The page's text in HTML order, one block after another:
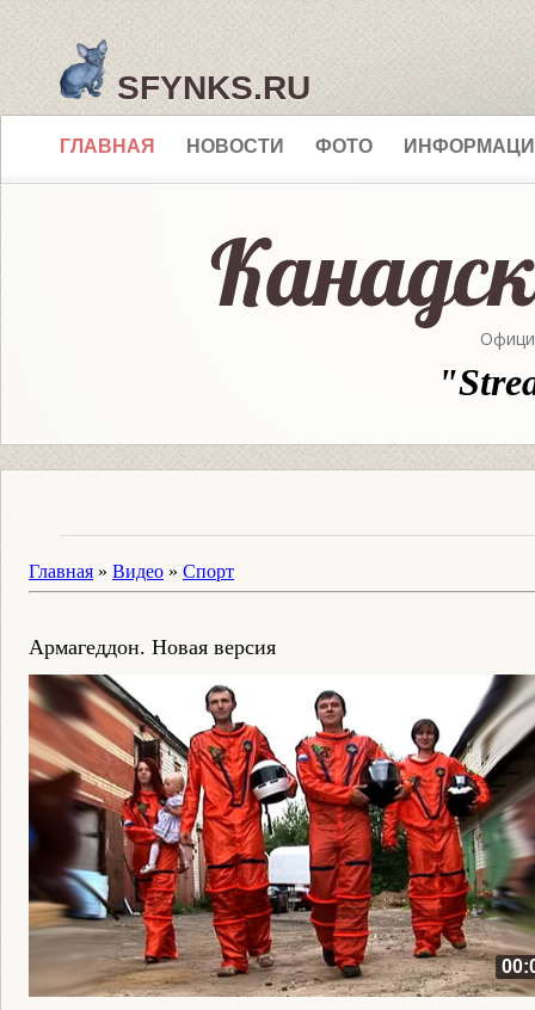
SFYNKS.RU
ГЛАВНАЯ НОВОСТИ ФОТО
Главная » Видео » Спорт
Армагеддон. Новая версия